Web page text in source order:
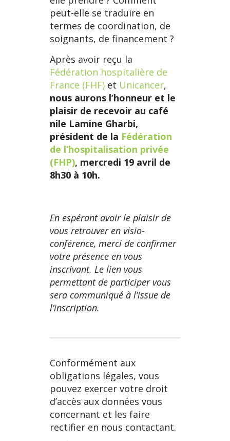
peut-elle se traduire en
termes de coordination, de
soignants, de financement ?
Après avoir reçu la
Fédération hospitalière de
France (FHF)et Unicancer,
nous aurons l’honneur et le
plaisir de recevoir au café
nile Lamine Gharbi,
président de la Fédération
de l’hospitalisation privée
(FHP), mercredi 19 avril de
8h30 à 10h.
En espérant avoir le plaisir de
vous retrouver en visio-
conférence, merci de confirmer
votre présence en vous
inscrivant. Le lien vous
permettant de participer vous
sera communiqué à l’issue de
l’inscription.
Conformément aux
obligations légales, vous
pouvez exercer votre droit
d’accès aux données vous
concernant et les faire
rectifier en nous contactant.